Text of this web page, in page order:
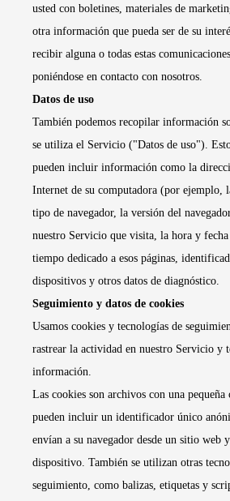
usted con boletines, materiales de
otra información que pueda ser de su
recibir alguna o todas estas
poniéndose en contacto con nosotros.
Datos de uso
También podemos recopilar información
se utiliza el Servicio ("Datos de uso").
pueden incluir información como la
Internet de su computadora (por ejemplo,
tipo de navegador, la versión del
nuestro Servicio que visita, la hora y
tiempo dedicado a esos páginas,
dispositivos y otros datos de diagnóstico.
Seguimiento y datos de cookies
Usamos cookies y tecnologías de
rastrear la actividad en nuestro Servicio y
información.
Las cookies son archivos con una pequeña
pueden incluir un identificador único
envían a su navegador desde un sitio web
dispositivo. También se utilizan otras
seguimiento, como balizas, etiquetas y